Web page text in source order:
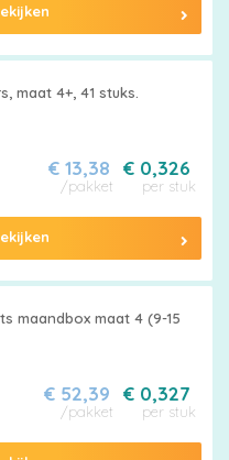
maat 4+, 41 stuks.
€ 0,326
per stuk
€ 13,38
/pakket
maandbox maat 4 (9-15
€ 0,327
per stuk
€ 52,39
/pakket